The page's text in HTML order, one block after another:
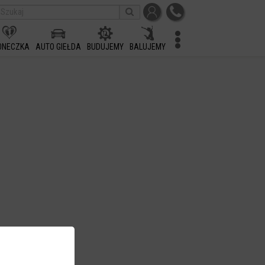
AUTO GIEŁDA BUDUJEMY BALUJEMY